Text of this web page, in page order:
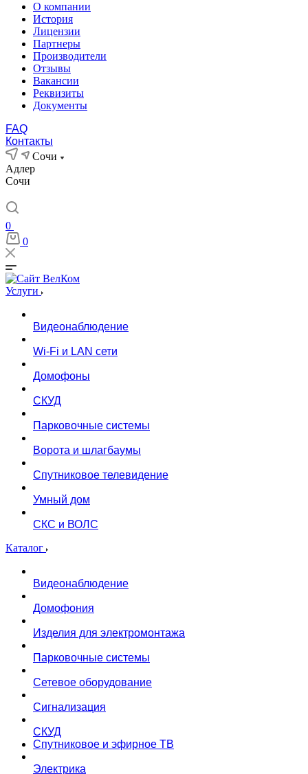
О компании
История
Лицензии
Партнеры
Производители
Отзывы
Вакансии
Реквизиты
Документы
FAQ
Контакты
Сочи
Адлер
Сочи
0
0
Услуги
Видеонаблюдение
Wi-Fi и LAN сети
Домофоны
СКУД
Парковочные системы
Ворота и шлагбаумы
Спутниковое телевидение
Умный дом
СКС и ВОЛС
Каталог
Видеонаблюдение
Домофония
Изделия для электромонтажа
Парковочные системы
Сетевое оборудование
Сигнализация
СКУД
Спутниковое и эфирное ТВ
Электрика